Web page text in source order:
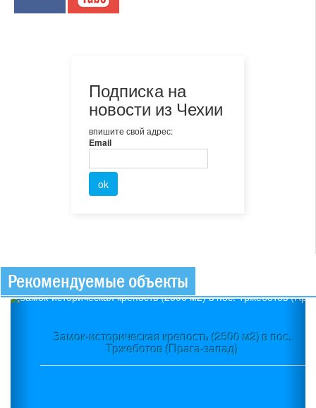
Подписка на
новости из Чехии
впишите свой адрес:
Email
Рекомендуемые объекты
Замок-историческая крепость (2500 м2) в пос.
Тржеботов (Прага-запад)
Previous